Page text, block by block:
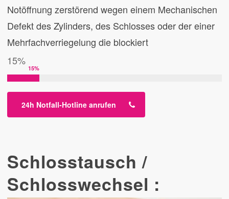
Notöffnung zerstörend wegen einem Mechanischen
Defekt des Zylinders, des Schlosses oder der einer
Mehrfachverriegelung die blockiert
15%
15%
24h Notfall-Hotline anrufen
Schlosstausch /
Schlosswechsel :